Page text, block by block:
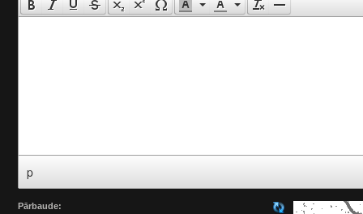
p
Pārbaude: